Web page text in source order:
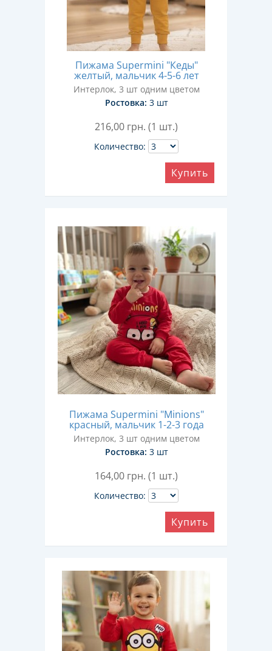
Пижама Supermini "Кеды"
желтый, мальчик 4-5-6 лет
Интерлок, 3 шт одним цветом
Ростовка: 3 шт
216,00 грн. (1 шт.)
Количество:
Купить
Пижама Supermini "Minions"
красный, мальчик 1-2-3 года
Интерлок, 3 шт одним цветом
Ростовка: 3 шт
164,00 грн. (1 шт.)
Количество:
Купить